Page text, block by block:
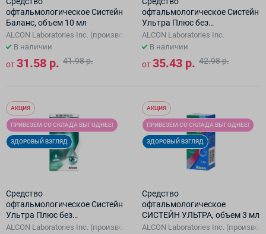
офтальмологическое Систейн
Баланс, объем 10 мл
ALCON Laboratories Inc. (производ-я площадка: Alcon Singapore
В наличии
от31.58 р. 41.98 р.
офтальмологическое Систейн
Ультра Плюс без
консервантов ( 10 мл)
ALCON Laboratories Inc.
В наличии
от35.43 р. 42.98 р.
АКЦИЯ
ПРИВЕЗЕМ СО СКЛАДА ВЫГОДНЕЕ!
ЗДОРОВЫЙ ВЗГЛЯД
Средство
офтальмологическое Систейн
Ультра Плюс без
консервантов ( 10 мл)
ALCON Laboratories Inc. (производ-я площадка: Alcon Singapore
АКЦИЯ
ПРИВЕЗЕМ СО СКЛАДА ВЫГОДНЕЕ!
ЗДОРОВЫЙ ВЗГЛЯД
Средство
офтальмологическое
СИСТЕЙН УЛЬТРА, объем 3 мл
ALCON Laboratories Inc.